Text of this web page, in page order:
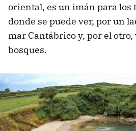
oriental, es un imán para los
donde se puede ver, por un
mar Cantábrico y, por el
bosques.